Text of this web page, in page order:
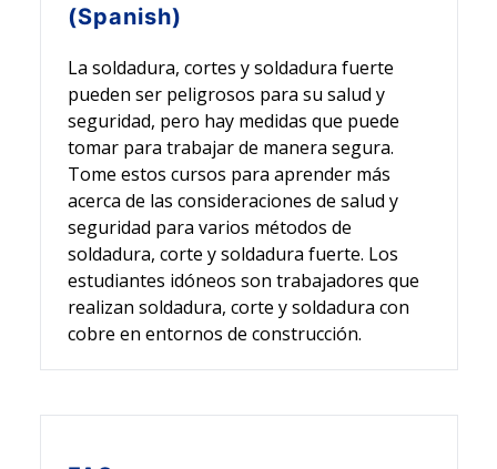
(Spanish)
La soldadura, cortes y soldadura fuerte
pueden ser peligrosos para su salud y
seguridad, pero hay medidas que puede
tomar para trabajar de manera segura.
Tome estos cursos para aprender más
acerca de las consideraciones de salud y
seguridad para varios métodos de
soldadura, corte y soldadura fuerte. Los
estudiantes idóneos son trabajadores que
realizan soldadura, corte y soldadura con
cobre en entornos de construcción.